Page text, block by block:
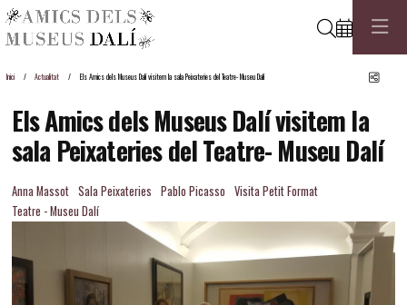
Cerca
Inici Actualitat Els Amics dels Museus Dalí visitem la sala Peixateries del Teatre- Museu Dalí
Els Amics dels Museus Dalí visitem la
sala Peixateries del Teatre- Museu Dalí
Anna Massot Sala Peixateries Pablo Picasso Visita Petit Format
Teatre - Museu Dalí